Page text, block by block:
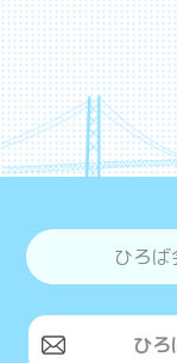
ひろ
ひろ